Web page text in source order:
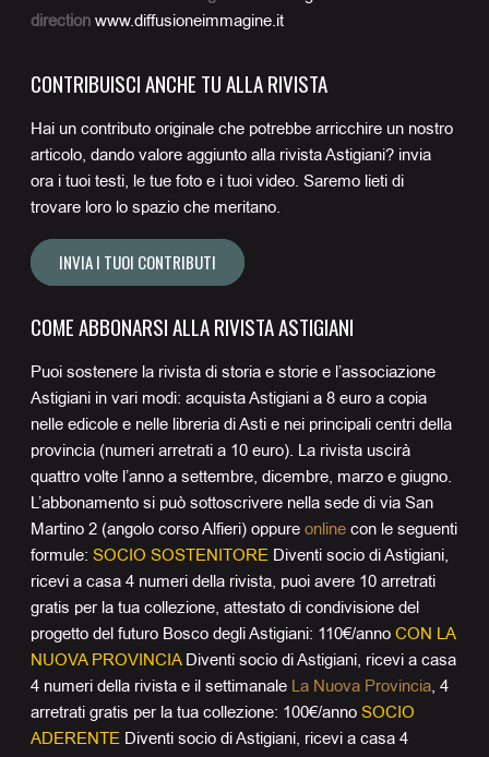
direction www.diffusioneimmagine.it
CONTRIBUISCI ANCHE TU ALLA RIVISTA
Hai un contributo originale che potrebbe arricchire un nostro
articolo, dando valore aggiunto alla rivista Astigiani? invia
ora i tuoi testi, le tue foto e i tuoi video. Saremo lieti di
trovare loro lo spazio che meritano.
INVIA I TUOI CONTRIBUTI
COME ABBONARSI ALLA RIVISTA ASTIGIANI
Puoi sostenere la rivista di storia e storie e l’associazione
Astigiani in vari modi: acquista Astigiani a 8 euro a copia
nelle edicole e nelle libreria di Asti e nei principali centri della
provincia (numeri arretrati a 10 euro). La rivista uscirà
quattro volte l’anno a settembre, dicembre, marzo e giugno.
L’abbonamento si può sottoscrivere nella sede di via San
Martino 2 (angolo corso Alfieri) oppureonline con le seguenti
formule:SOCIO SOSTENITORE Diventi socio di Astigiani,
ricevi a casa 4 numeri della rivista, puoi avere 10 arretrati
gratis per la tua collezione, attestato di condivisione del
progetto del futuro Bosco degli Astigiani: 110€/annoCON LA
NUOVA PROVINCIADiventi socio di Astigiani, ricevi a casa
4 numeri della rivista e il settimanale La Nuova Provincia, 4
arretrati gratis per la tua collezione: 100€/annoSOCIO
ADERENTE Diventi socio di Astigiani, ricevi a casa 4